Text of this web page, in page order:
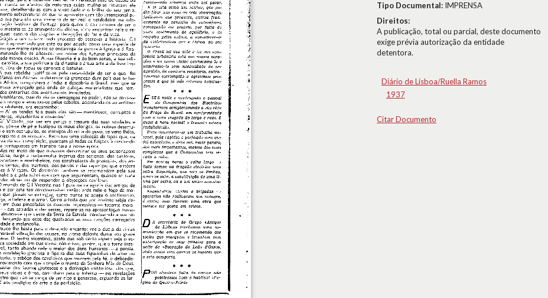
Tipo Documental: IMPRENSA
Direitos:
A publicação, total ou parcial, deste documento
exige prévia autorização da entidade
detentora.
Diário de Lisboa/Ruella Ramos
1937
Citar Documento